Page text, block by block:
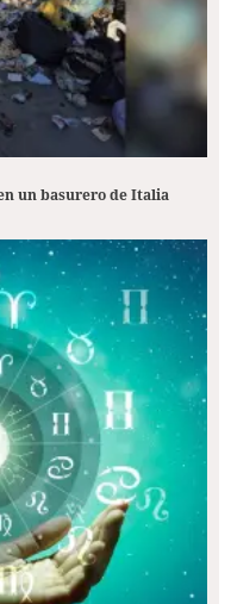
un basurero de Italia